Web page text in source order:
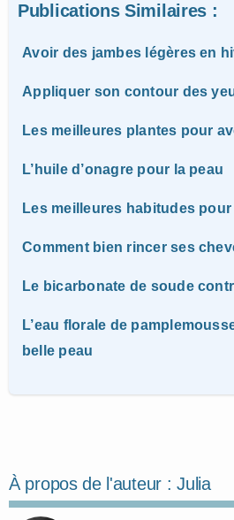
Publications Similaires :
Avoir des jambes légères en
Appliquer son contour des
Les meilleures plantes pour
L’huile d’onagre pour la peau
Les meilleures habitudes
Comment bien rincer ses
Le bicarbonate de soude
L’eau florale de
belle peau
À propos de l'auteur :Julia